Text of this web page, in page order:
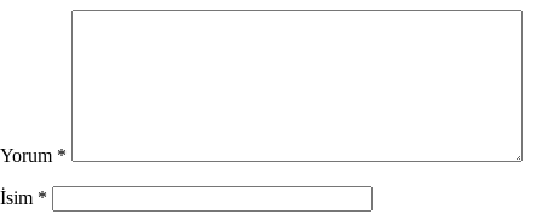
Yorum *
İsim *